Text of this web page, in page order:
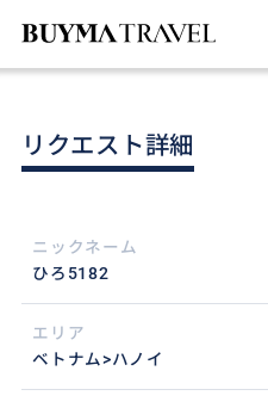
リクエスト詳細
ニックネーム
ひろ5182
エリア
ベトナム>ハノイ